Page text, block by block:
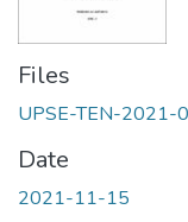
Files
UPSE-TEN-2021-
Date
2021-11-15